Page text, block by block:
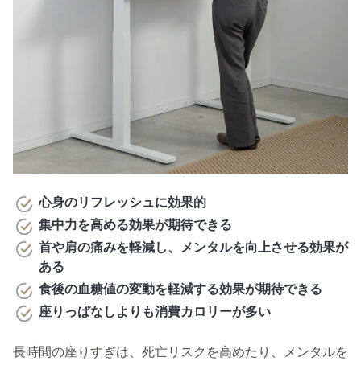
心身のリフレッシュに効果的
集中力を高める効果が期待できる
首や肩の痛みを軽減し、メンタルを向上させる効果が
ある
食後の血糖値の変動を軽減する効果が期待できる
座りっぱなしよりも消費カロリーが多い
長時間の座りすぎは、死亡リスクを高めたり、メンタルを